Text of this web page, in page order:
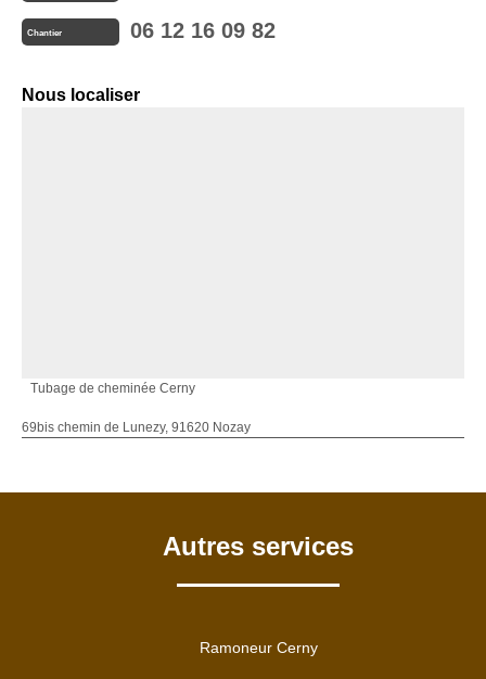
Chantier 06 12 16 09 82
Nous localiser
Tubage de cheminée Cerny
69bis chemin de Lunezy, 91620 Nozay
Autres services
Ramoneur Cerny